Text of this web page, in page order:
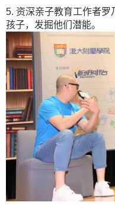
5. 资深亲子教育工作者罗
孩子，发掘他们潜能。